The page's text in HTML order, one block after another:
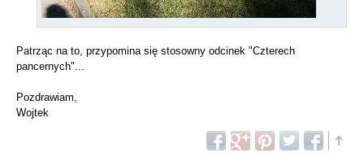
Patrząc na to, przypomina się stosowny odcinek "Czterech
pancernych"...
Pozdrawiam,
Wojtek